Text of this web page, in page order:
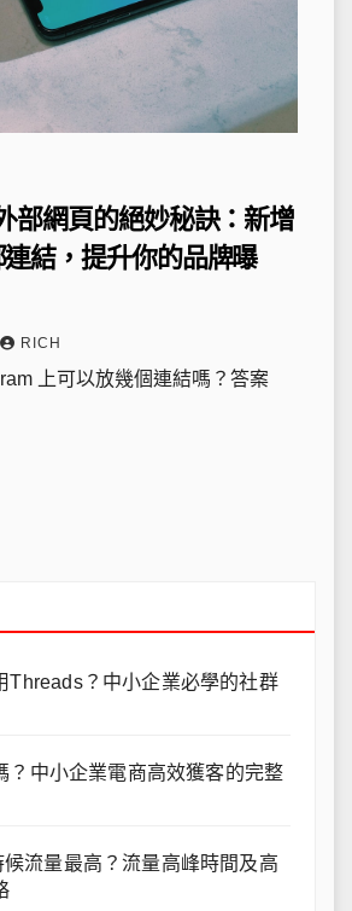
部網頁的絕妙秘訣：新增
結，提升你的品牌曝
RICH
上可以放幾個連結嗎？答案
Threads？中小企業必學的社群
？中小企業電商高效獲客的完整
流量最高？流量高峰時間及高